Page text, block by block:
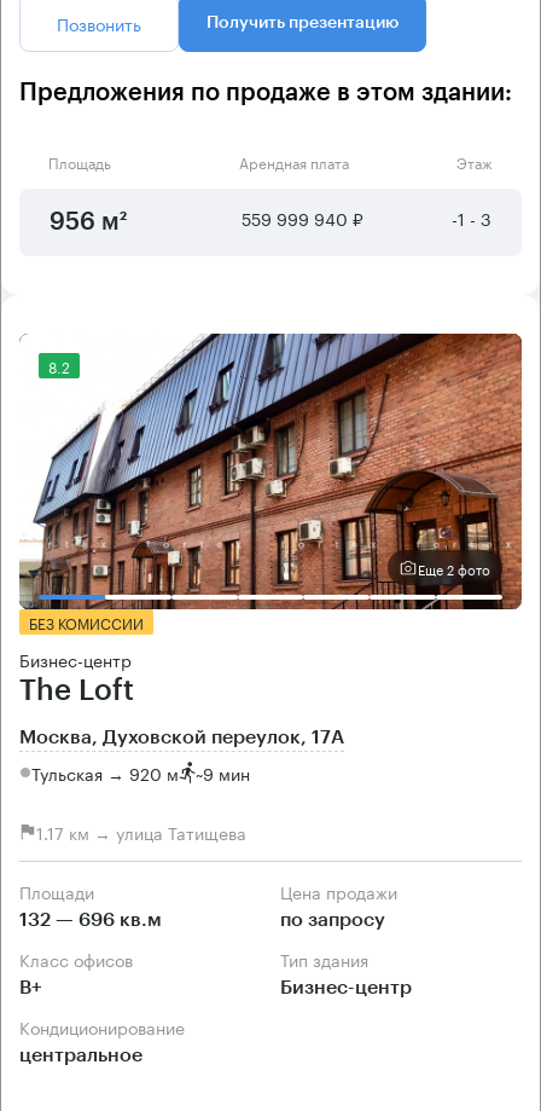
Позвонить Получить презентацию
Предложения по продаже в этом здании:
Площадь Арендная плата Этаж
956 м² 559 999 940 ₽ -1 - 3
8.2
Еще 2 фото
БЕЗ КОМИССИИ
Бизнес-центр
The Loft
Москва, Духовской переулок, 17А
Тульская → 920 м ~9 мин
1.17 км → улица Татищева
Площади
132 — 696 кв.м
Цена продажи
по запросу
Класс офисов
B+
Тип здания
Бизнес-центр
Кондиционирование
центральное